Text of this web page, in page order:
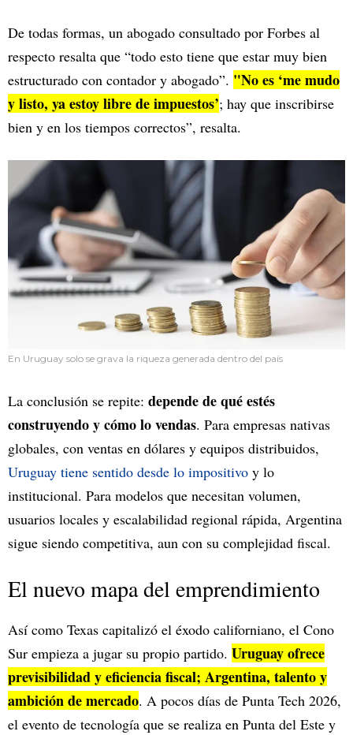
De todas formas, un abogado consultado por Forbes al
respecto resalta que “todo esto tiene que estar muy bien
estructurado con contador y abogado”. "No es ‘me mudo
y listo, ya estoy libre de impuestos’; hay que inscribirse
bien y en los tiempos correctos”, resalta.
En Uruguay solo se grava la riqueza generada dentro del país
La conclusión se repite: depende de qué estés
construyendo y cómo lo vendas. Para empresas nativas
globales, con ventas en dólares y equipos distribuidos,
Uruguay tiene sentido desde lo impositivo y lo
institucional. Para modelos que necesitan volumen,
usuarios locales y escalabilidad regional rápida, Argentina
sigue siendo competitiva, aun con su complejidad fiscal.
El nuevo mapa del emprendimiento
Así como Texas capitalizó el éxodo californiano, el Cono
Sur empieza a jugar su propio partido. Uruguay ofrece
previsibilidad y eficiencia fiscal; Argentina, talento y
ambición de mercado. A pocos días de Punta Tech 2026,
el evento de tecnología que se realiza en Punta del Este y